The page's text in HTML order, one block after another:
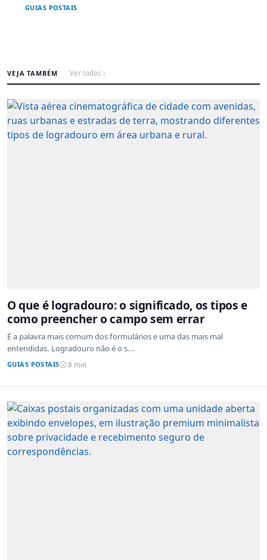
GUIAS POSTAIS
VEJA TAMBÉM Ver todos ›
O que é logradouro: o significado, os tipos e
como preencher o campo sem errar
É a palavra mais comum dos formulários e uma das mais mal
entendidas. Logradouro não é o s...
GUIAS POSTAIS 8 min